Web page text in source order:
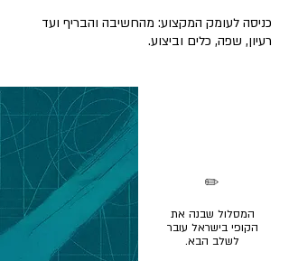
כניסה לעומק המקצוע: מהחשיבה והבריף ועד
רעיון, שפה, כלים וביצוע.
המסלול שבנה את
הקופי בישראל עובר
לשלב הבא.
✏️